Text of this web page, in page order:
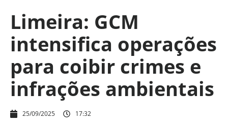
Limeira: GCM
intensifica operações
para coibir crimes e
infrações ambientais
25/09/2025 17:32